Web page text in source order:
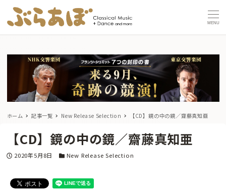
MENU
ホーム 記事一覧 New Release Selection 【CD】鏡の中の鏡／齋藤真知亜
【CD】鏡の中の鏡／齋藤真知亜
投稿日
2020年5月8日 カテゴリー
New Release Selection